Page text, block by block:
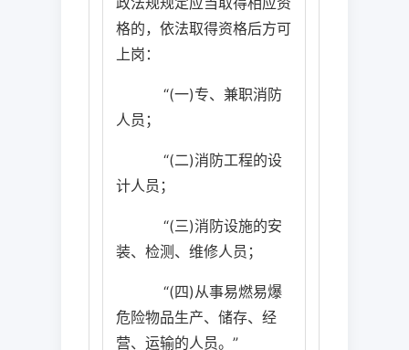
格的，依法取得资格后方可
上岗：
“(一)专、兼职消防
人员；
“(二)消防工程的设
计人员；
“(三)消防设施的安
装、检测、维修人员；
“(四)从事易燃易爆
危险物品生产、储存、经
营、运输的人员。”